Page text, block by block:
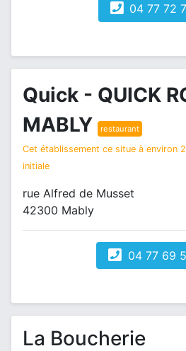
04 77 72
Quick - QUICK
MABLY
restaurant
Cet établissement ce situe à environ
initiale
rue Alfred de Musset
42300 Mably
04 77 69
La Boucherie